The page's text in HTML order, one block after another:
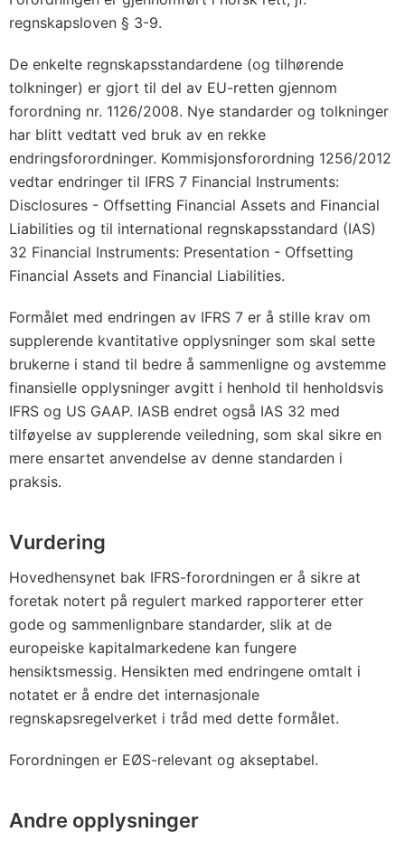
regnskapsloven § 3-9.
De enkelte regnskapsstandardene (og tilhørende
tolkninger) er gjort til del av EU-retten gjennom
forordning nr. 1126/2008. Nye standarder og tolkninger
har blitt vedtatt ved bruk av en rekke
endringsforordninger. Kommisjonsforordning 1256/2012
vedtar endringer til IFRS 7 Financial Instruments:
Disclosures - Offsetting Financial Assets and Financial
Liabilities og til international regnskapsstandard (IAS)
32 Financial Instruments: Presentation - Offsetting
Financial Assets and Financial Liabilities.
Formålet med endringen av IFRS 7 er å stille krav om
supplerende kvantitative opplysninger som skal sette
brukerne i stand til bedre å sammenligne og avstemme
finansielle opplysninger avgitt i henhold til henholdsvis
IFRS og US GAAP. IASB endret også IAS 32 med
tilføyelse av supplerende veiledning, som skal sikre en
mere ensartet anvendelse av denne standarden i
praksis.
Vurdering
Hovedhensynet bak IFRS-forordningen er å sikre at
foretak notert på regulert marked rapporterer etter
gode og sammenlignbare standarder, slik at de
europeiske kapitalmarkedene kan fungere
hensiktsmessig. Hensikten med endringene omtalt i
notatet er å endre det internasjonale
regnskapsregelverket i tråd med dette formålet.
Forordningen er EØS-relevant og akseptabel.
Andre opplysninger